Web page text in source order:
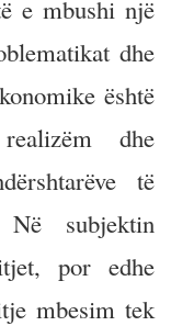
e mbushi një
dhe
është
dhe
të
subjektin
por edhe
mbesim tek